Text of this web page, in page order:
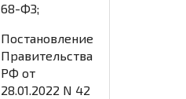
68-ФЗ;
Постановление
Правительства
РФ от
28.01.2022 N 42